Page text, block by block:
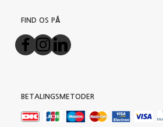
FIND OS PÅ
BETALINGSMETODER